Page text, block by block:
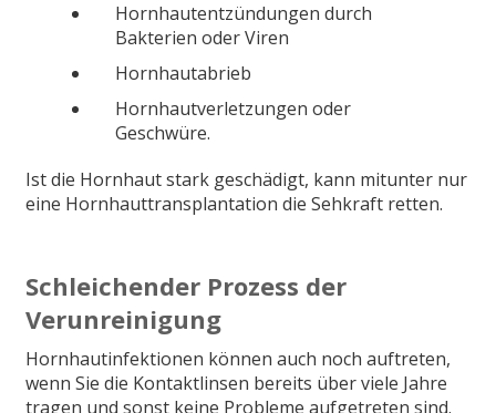
Hornhautentzündungen durch
Bakterien oder Viren
Hornhautabrieb
Hornhautverletzungen oder
Geschwüre.
Ist die Hornhaut stark geschädigt, kann mitunter nur
eine Hornhauttransplantation die Sehkraft retten.
Schleichender Prozess der
Verunreinigung
Hornhautinfektionen können auch noch auftreten,
wenn Sie die Kontaktlinsen bereits über viele Jahre
tragen und sonst keine Probleme aufgetreten sind.